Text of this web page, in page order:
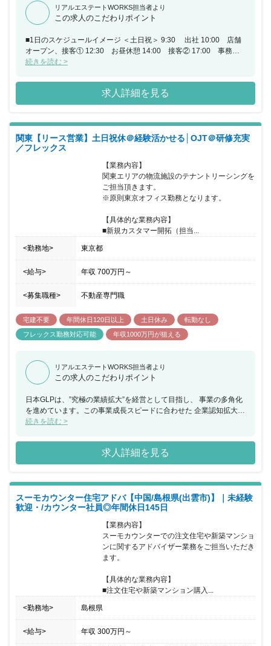
リアルエステートWORKS担当者より
この求人のこだわりポイント
■1日のスケジュールイメージ ＜土日祝＞ 9:30 出社 10:00 店舗
オープン、接客① 12:30 お昼休憩 14:00 接客② 17:00 事務処
理、カスタマー/クライアントフォロー業務 19:30 退勤 ＜平日＞
14:00 クライアントとのお打ち合わせ、カスタマー/ クライアント
フォロー業務 17:00 事務作業 18:30 退勤 ※月の平均残業時間
は25時間となりますので、土日祝／ 平日いずれにおいても必要応
価値 ＜カスタマーへの提供価値＞ ・カスタマー自身では気づけな
かった潜在的な目的や 希望を見出し整理することで、カスタマー自
身では 出会えなかった会社、物件、担当者との出会いを提供できま
す。 ・複数の選択肢を比較検討ができて、迷ったらいつでも 相談
ができます。 ・意思決定の難易度が高い住宅購入において丁寧且つ
スピード感ある支援を受けることで、 より早く理想の住まいを手に
入れることができます。 ＜クライアントへの提供価値＞ ・他集客
施策と比較しご成約に至る可能性が高く、 効率的に売上・事業成長
に繋げることができます。 ・カウンターでは価値観、動機、背景、
志向性まで細かくヒアリングしクライアントへトスアップするた
め、 情報量に加え質の高い情報を提供するため お客様を支援しや
すくなります。 ・担当者からは言いづらいことをカウンターが代理
で 伝達できるので商談をスムーズに進めることができます。 ・ご
成約に至らなかった理由の開示、データをもとにした 課題解決支援
ます。 ■アドバイザーの役割と介在価値 ・「住宅」購入は人生の中
で購入頻度が低く、 購入単価は最も高価な商材。 だからこそイ
ンターネットの情報だけで完結することが難しく、 「人」の介在が
求められる。人が介在する価値を 提供するのがアドバイザー職で
す。 ・カウンターは来店する全てのカスタマーに 合ったシナリオ
め、 幸せな住まいを実現したいと思う、 すべての人たちの満足
を実現できる仕事であり その大事な役割を担います。
続きを読む >
求人詳細を見る
関東【リース営業】土日祝休＠経験活かせる│OJT＠研修充実
／フレックス
【業務内容】
関東エリアの物流施設のテナントリーシングを
ご担当頂きます。
※原則東京オフィス勤務となります。
【具体的な業務内容】
■新規カスタマー開拓（担当...
<勤務地> 東京都
<給与> 年収 700万円 ～
<募集職種> 不動産専門職
宅建不要 年間休日120日以上 土日休み
転勤なし
フレックス勤務対応可能
年収1000万円が狙える
リアルエステートWORKS担当者より
この求人のこだわりポイント
日本GLPは、”究極の業績拡大”を経営として目指し、 事業の多角化
を進めています。この事業成長スピードに合わせた 企業認知拡大・
企業ブランディングが急務となっており、 広報・ブランディング体
化に取り組んでいる ALFALINK」ブランドは、今後関西にも展開を
広げていく 予定であり、エリアの広がりにも対応していくことが必
要な状況です。 【どのような志向の人物がマッチするか】 ・何事
発想 ・自ら考えて自発的に行動し、周囲を巻き込み行動を起こせる
・チームや会社のことを考えて行動を起こせる ・自分の伝えたいこ
とを整理して伝える力、相手の意図を理解し、 理解を深めるための
ディングカンパニーであるGLPは、 常に成長し変化し続けるカルチ
ャーがあります。 その中で、世の中で注目される案件を自ら推進
し、 進化し続ける物流施設の未来を創り上げることは、 ご自身の
キャリアアップに繋がると確信しています。 将来的にはマネジメン
トも目指せるポジションです。 【入社~3ヶ月 OJT期間】 ・物流
不動産のマーケットの把握、契約締結までの流れの理解 【~半年時
点】 ・一人で営業が実施可能な知識レベルの習得 ・新規営業の実
施、担当企業のフォロー 【~1年時点】 ・物件の主担当として、 営
業戦略の策定及び商品性の検討（Gリーダーのサポートあり）
続きを読む >
求人詳細を見る
スーモカウンター住宅アドバ【中国/島根県(出雲市)】｜未経験
歓迎・/カウンター社員◎年間休日145日
【業務内容】
スーモカウンターでの注文住宅や新築マンショ
ンに関するアドバイザー業務をご担当いただき
ます。
【具体的な業務内容】
■注文住宅や新築マンション購入...
<勤務地> 島根県
<給与> 年収 300万円 ～